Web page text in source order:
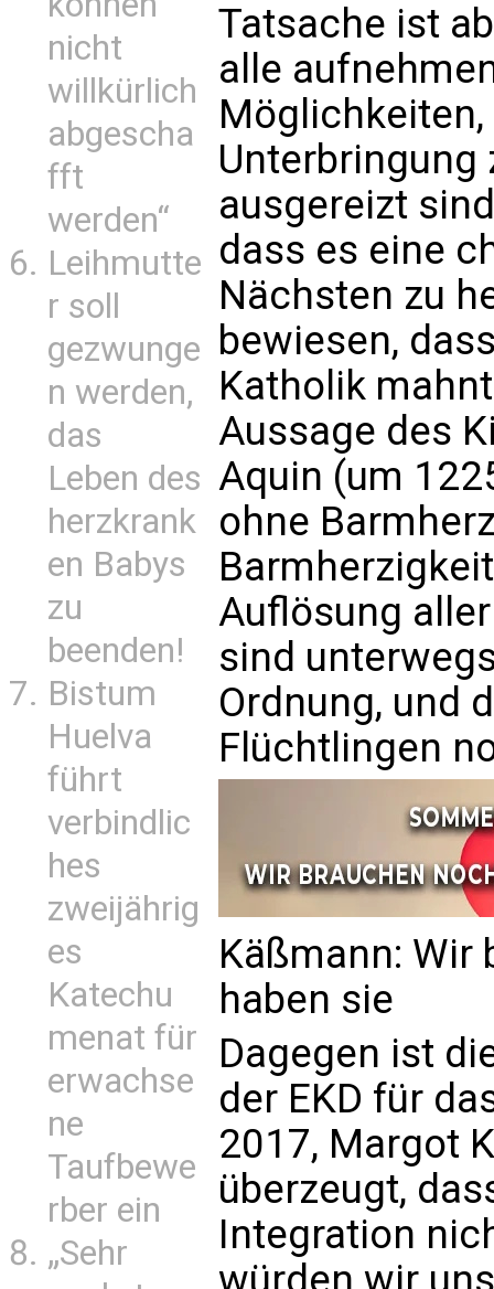
nicht
willkürlich
abgescha
fft
werden“
Leihmutte
r soll
gezwunge
n werden,
das
Leben des
herzkrank
en Babys
zu
beenden!
Bistum
Huelva
führt
verbindlic
hes
zweijährig
es
Katechu
menat für
erwachse
ne
Taufbewe
rber ein
„Sehr
Tatsache ist
alle
Unterbringung
ausgereizt
dass es eine
Nächsten zu
bewiesen,
Katholik
Aussage des
Aquin (um
ohne
Auflösung aller
sind
Ordnung, und
Flüchtlingen
Käßmann: Wir
haben sie
Dagegen ist
der EKD für
2017, Margot
überzeugt,
Integration